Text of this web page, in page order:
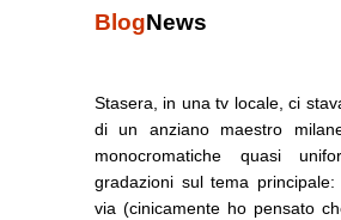
BlogNews
Stasera, in una tv locale, ci
di un anziano maestro
monocromatiche quasi
gradazioni sul tema
via (cinicamente ho pensato